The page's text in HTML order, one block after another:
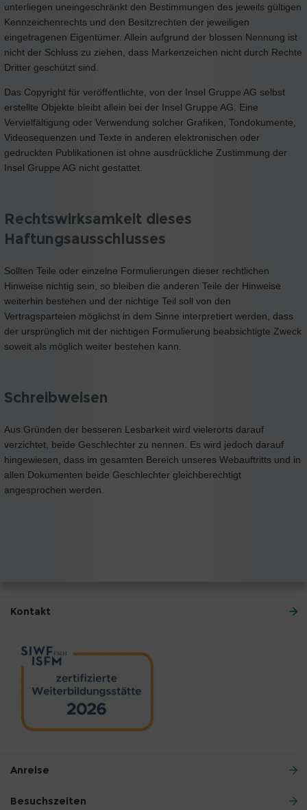
unterliegen uneingeschränkt den Bestimmungen des jeweils gültigen
Kennzeichenrechts und den Besitzrechten der jeweiligen
eingetragenen Eigentümer. Allein aufgrund der blossen Nennung ist
nicht der Schluss zu ziehen, dass Markenzeichen nicht durch Rechte
Dritter geschützt sind.
Das Copyright für veröffentlichte, von der Insel Gruppe AG selbst
erstellte Objekte bleibt allein bei der Insel Gruppe AG. Eine
Vervielfältigung oder Verwendung solcher Grafiken, Tondokumente,
Videosequenzen und Texte in anderen elektronischen oder
gedruckten Publikationen ist ohne ausdrückliche Zustimmung der
Insel Gruppe AG nicht gestattet.
Rechtswirksamkeit dieses
Haftungsausschlusses
Sollten Teile oder einzelne Formulierungen dieser rechtlichen
Hinweise nichtig sein, so bleiben die anderen Teile der Hinweise
weiterhin bestehen und der nichtige Teil soll von den
Vertragsparteien möglichst in dem Sinne interpretiert werden, dass
der ursprünglich mit der nichtigen Formulierung beabsichtigte Zweck
soweit als möglich weiter bestehen kann.
Schreibweisen
Aus Gründen der besseren Lesbarkeit wird vielerorts darauf
verzichtet, beide Geschlechter zu nennen. Es wird jedoch darauf
hingewiesen, dass im gesamten Bereich unseres Webauftritts und in
allen Dokumenten beide Geschlechter gleichberechtigt
angesprochen werden.
Kontakt
Anreise
Besuchszeiten